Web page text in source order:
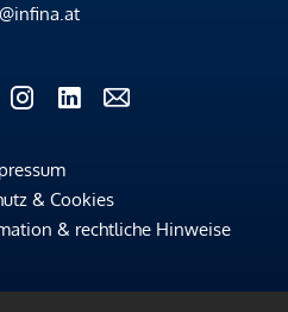
& Cookies
& rechtliche Hinweise